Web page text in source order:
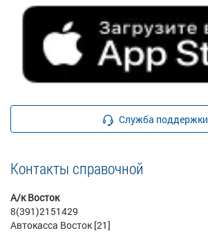
Служба поддержки
Контакты справочной
А/к Восток
8(391)2151429
Автокасса Восток [21]